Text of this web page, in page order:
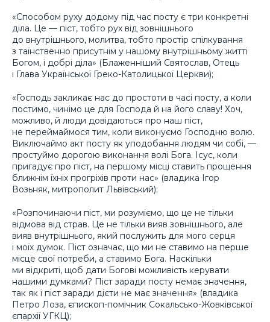
«Способом руху додому під час посту є три конкретні
діла. Це — піст, тобто рух від зовнішнього
до внутрішнього, молитва, тобто простір спілкування
з таїнственно присутнім у нашому внутрішньому житті
Богом, і добрі діла» (Блаженніший Святослав, Отець
і Глава Української Греко-Католицької Церкви);
«Господь закликає нас до простоти в часі посту, а коли
постимо, чинімо це для Господа й на його славу! Хоч,
можливо, й люди довідаються про наш піст,
не переймаймося тим, коли виконуємо Господню волю.
Виключаймо акт посту як уподобання людям чи собі, —
простуймо дорогою виконання волі Бога. Ісус, коли
пригадує про піст, на першому місці ставить прощення
ближнім їхніх прогріхів проти нас» (владика Ігор
Возьняк, митрополит Львівський);
«Розпочинаючи піст, ми розуміємо, що це не тільки
відмова від страв. Це не тільки вияв зовнішнього, але
вияв внутрішнього, який послужить для мого серця
і моїх думок. Піст означає, що ми не ставимо на перше
місце свої потреби, а ставимо Бога. Наскільки
ми відкриті, щоб дати Богові можливість керувати
нашими думками? Піст заради посту немає значення,
так як і піст заради дієти не має значення» (владика
Петро Лоза, єпископ-помічник Сокальсько-Жовківської
єпархії УГКЦ);